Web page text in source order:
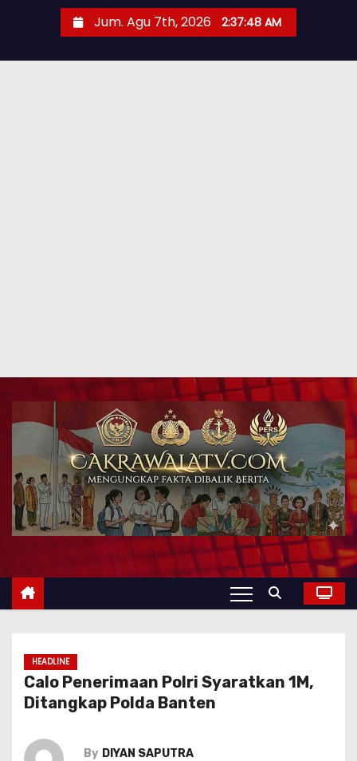
Jum. Agu 7th, 2026 2:37:49 AM
HEADLINE
Calo Penerimaan Polri Syaratkan 1M,
Ditangkap Polda Banten
By DIYAN SAPUTRA